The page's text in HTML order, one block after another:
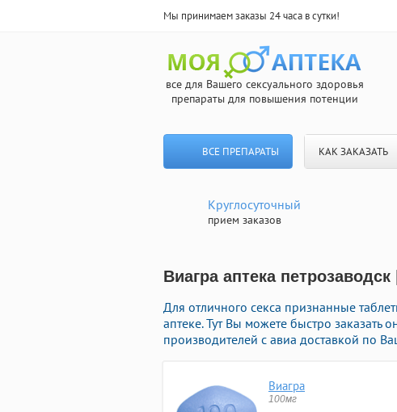
Мы принимаем заказы 24 часа в сутки!
все для Вашего сексуального здоровья
препараты для повышения потенции
ВСЕ ПРЕПАРАТЫ КАК ЗАКАЗАТЬ
Круглосуточный
прием заказов
Виагра аптека
Для отличного секса признанные
аптеке. Тут Вы можете быстро
производителей с авиа доставкой по
Виагра
100мг